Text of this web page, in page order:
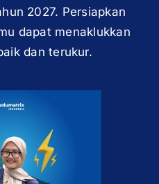
2027. Persiapkan
dapat menaklukkan
dan terukur.